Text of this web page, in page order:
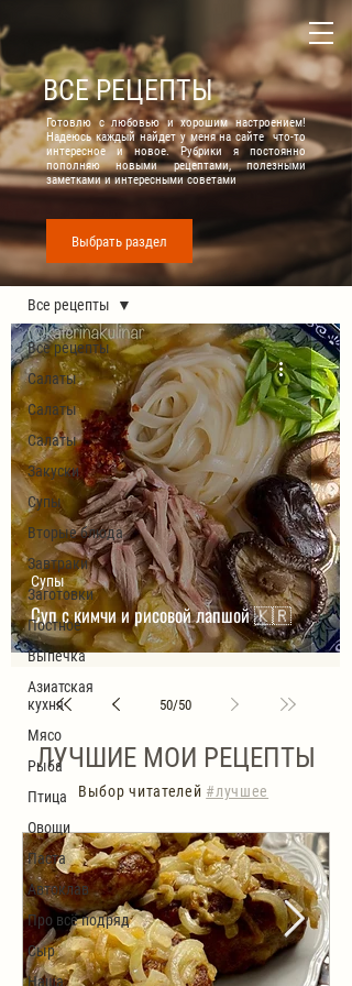
Все рецепты
Все рецепты
Салаты
Салаты
Салаты
Закуски
Супы
Вторые блюда
Завтраки
Заготовки
Постное
Выпечка
Азиатская
кухня
Мясо
Рыба
Птица
Овощи
Паста
Автоклав
Про всё подряд
Сыр
Наша
Все рецепты
Суп с кимчи и рисовой лапшой 🇰🇷
Супы
50/50
ВСЕ РЕЦЕПТЫ
Готовлю с любовью и хорошим настроением!
Надеюсь каждый найдет у меня на сайте что-то
интересное и новое. Рубрики я постоянно
пополняю новыми рецептами, полезными
заметками и интересными советами
Выбрать раздел
ЛУЧШИЕ МОИ РЕЦЕПТЫ
Выбор читателей #лучшее